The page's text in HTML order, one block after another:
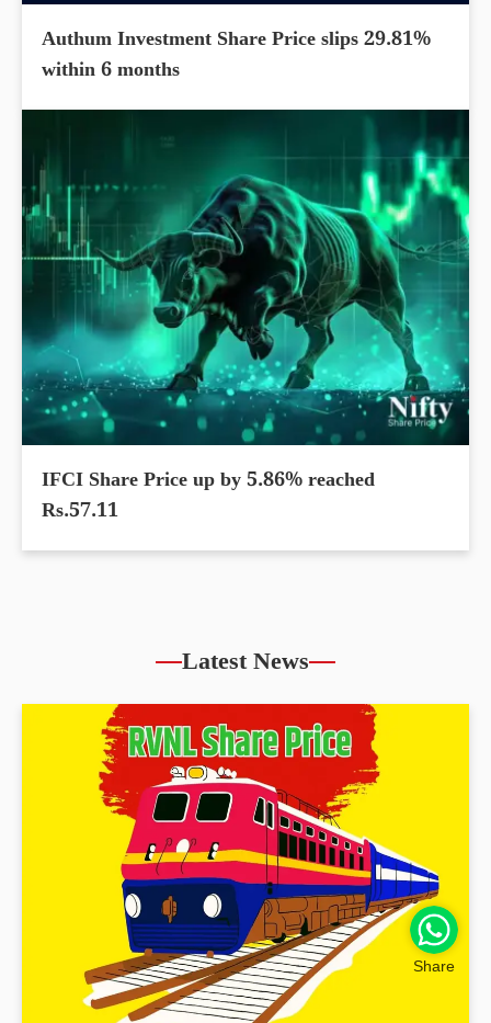
Authum Investment Share Price slips 29.81%
within 6 months
IFCI Share Price up by 5.86% reached
Rs.57.11
Latest News
Share